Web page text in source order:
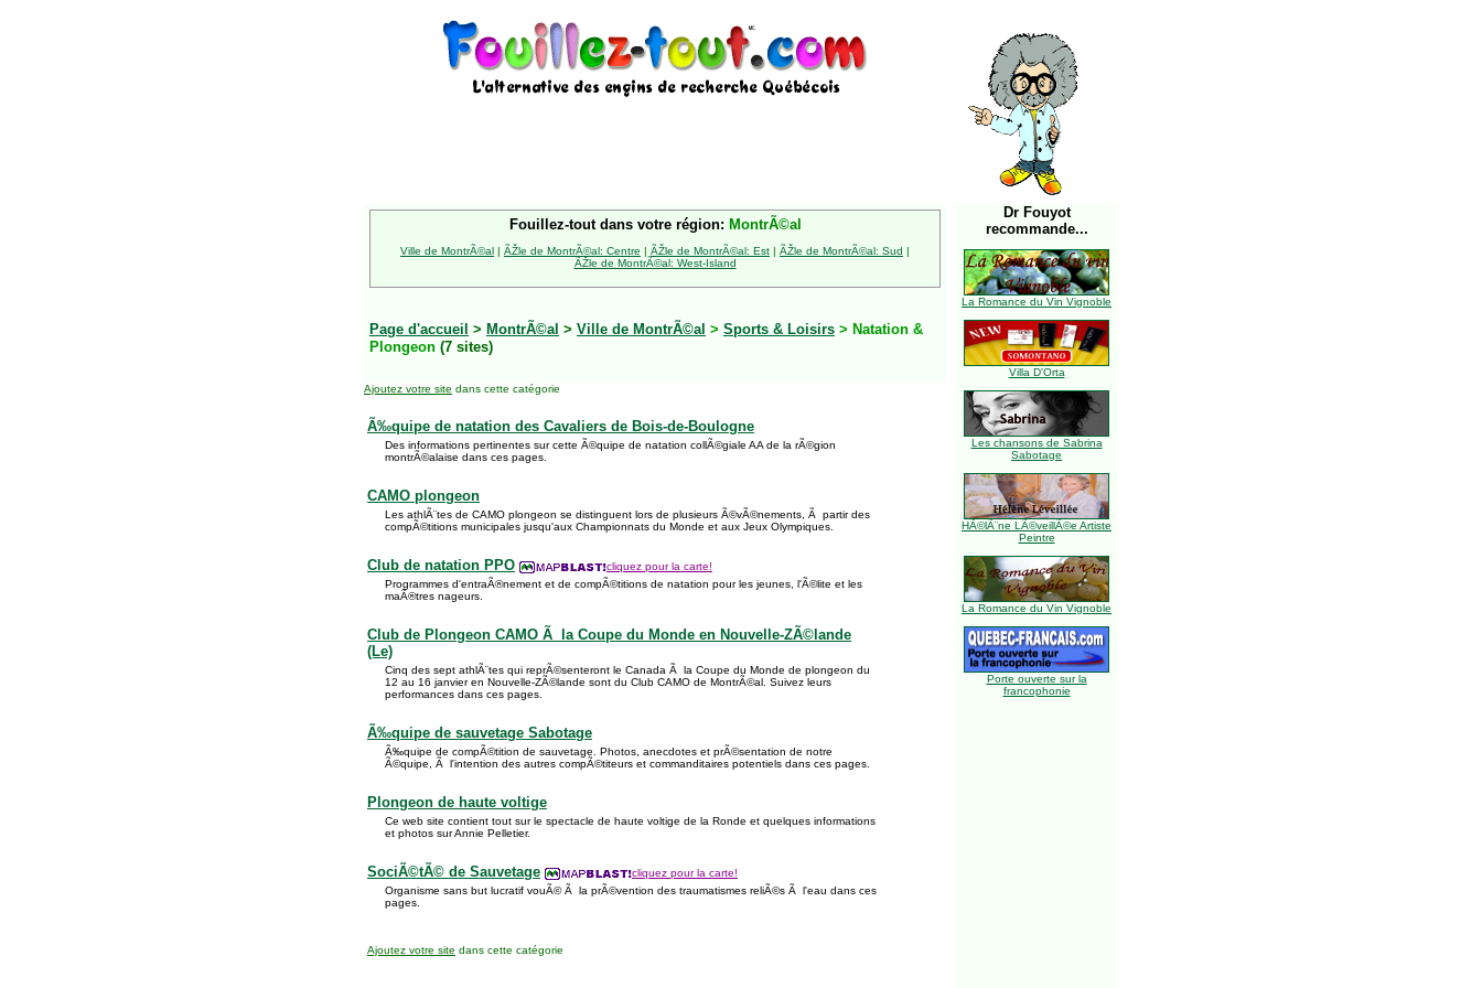
Fouillez-tout dans votre région: MontrÃ©al
Ville de MontrÃ©al | ÃŽle de MontrÃ©al: Centre | ÃŽle de MontrÃ©al: Est | ÃŽle de MontrÃ©al: Sud |
ÃŽle de MontrÃ©al: West-Island
Page d'accueil > MontrÃ©al > Ville de MontrÃ©al > Sports & Loisirs > Natation &
Plongeon (7 sites)
Ajoutez votre site dans cette catégorie
Ã‰quipe de natation des Cavaliers de Bois-de-Boulogne
Des informations pertinentes sur cette Ã©quipe de natation collÃ©giale AA de la rÃ©gion
montrÃ©alaise dans ces pages.
CAMO plongeon
Les athlÃ¨tes de CAMO plongeon se distinguent lors de plusieurs Ã©vÃ©nements, Ã partir des
compÃ©titions municipales jusqu'aux Championnats du Monde et aux Jeux Olympiques.
Club de natation PPO
cliquez pour la carte!
Programmes d'entraÃ®nement et de compÃ©titions de natation pour les jeunes, l'Ã©lite et les
maÃ®tres nageurs.
Club de Plongeon CAMO Ã la Coupe du Monde en Nouvelle-ZÃ©lande
(Le)
Cinq des sept athlÃ¨tes qui reprÃ©senteront le Canada Ã la Coupe du Monde de plongeon du
12 au 16 janvier en Nouvelle-ZÃ©lande sont du Club CAMO de MontrÃ©al. Suivez leurs
performances dans ces pages.
Ã‰quipe de sauvetage Sabotage
Ã‰quipe de compÃ©tition de sauvetage. Photos, anecdotes et prÃ©sentation de notre
Ã©quipe, Ã l'intention des autres compÃ©titeurs et commanditaires potentiels dans ces pages.
Plongeon de haute voltige
Ce web site contient tout sur le spectacle de haute voltige de la Ronde et quelques informations
et photos sur Annie Pelletier.
SociÃ©tÃ© de Sauvetage
cliquez pour la carte!
Organisme sans but lucratif vouÃ© Ã la prÃ©vention des traumatismes reliÃ©s Ã l'eau dans ces
pages.
Dr Fouyot
recommande...
La Romance du Vin Vignoble
Villa D'Orta
Les chansons de Sabrina
Sabotage
HÃ©lÃ¨ne LÃ©veillÃ©e Artiste
Peintre
La Romance du Vin Vignoble
Porte ouverte sur la
francophonie
Ajoutez votre site dans cette catégorie